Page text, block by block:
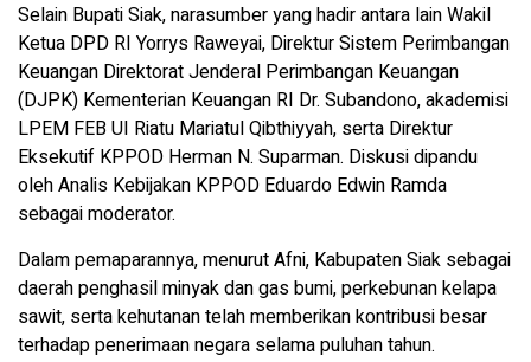
Selain Bupati Siak, narasumber yang hadir antara lain Wakil
Ketua DPD RI Yorrys Raweyai, Direktur Sistem Perimbangan
Keuangan Direktorat Jenderal Perimbangan Keuangan
(DJPK) Kementerian Keuangan RI Dr. Subandono, akademisi
LPEM FEB UI Riatu Mariatul Qibthiyyah, serta Direktur
Eksekutif KPPOD Herman N. Suparman. Diskusi dipandu
oleh Analis Kebijakan KPPOD Eduardo Edwin Ramda
sebagai moderator.
Dalam pemaparannya, menurut Afni, Kabupaten Siak sebagai
daerah penghasil minyak dan gas bumi, perkebunan kelapa
sawit, serta kehutanan telah memberikan kontribusi besar
terhadap penerimaan negara selama puluhan tahun.